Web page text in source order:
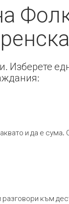
Изберете
и да е
към